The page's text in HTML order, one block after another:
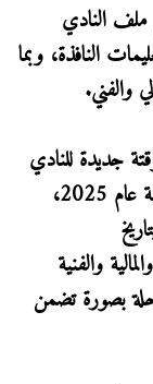
ملف النادي
النافذة، وبما
والفني.
جديدة للنادي
الفيصلي جاء بعد استقالة الهيئة الإدارية المنتخبة عام 2025،
والفنية
بصورة تضمن